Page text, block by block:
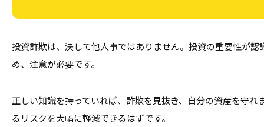
投資詐欺は、決して他人事ではありません。投資の重要性が
め、注意が必要です。
正しい知識を持っていれば、詐欺を見抜き、自分の資産を守
るリスクを大幅に軽減できるはずです。